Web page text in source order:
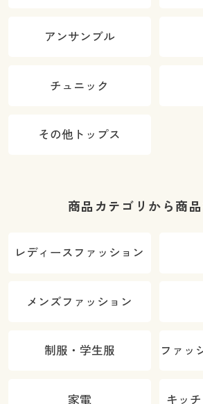
アンサンブル
チュニック
その他トップス
商品カテゴリから商
レディースファッション
メンズファッション
制服・学生服 ファッ
家電 キッ